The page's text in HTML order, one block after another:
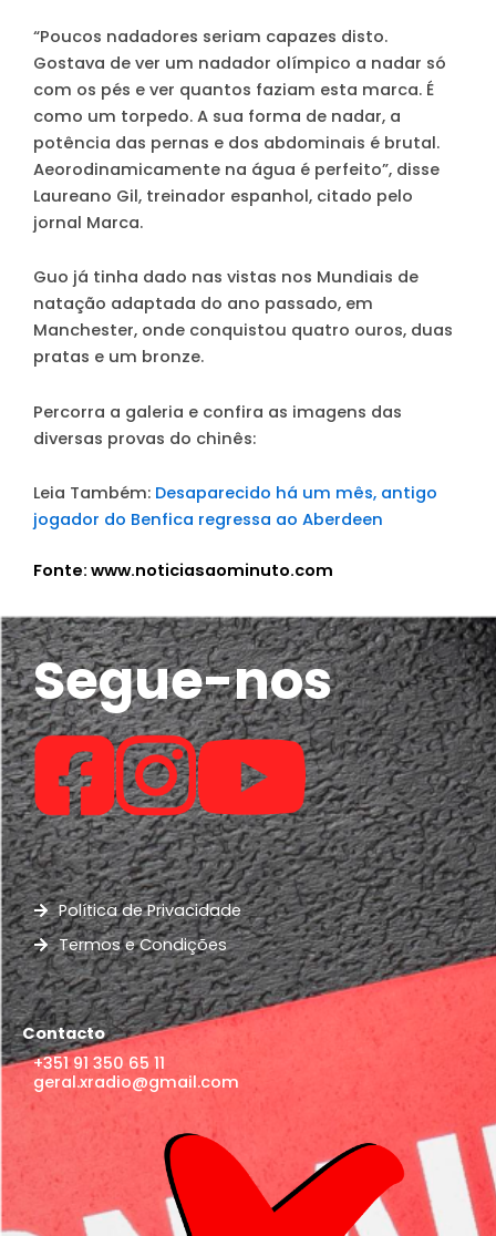
“Poucos nadadores seriam capazes disto.
Gostava de ver um nadador olímpico a nadar só
com os pés e ver quantos faziam esta marca. É
como um torpedo. A sua forma de nadar, a
potência das pernas e dos abdominais é brutal.
Aeorodinamicamente na água é perfeito”, disse
Laureano Gil, treinador espanhol, citado pelo
jornal Marca.
Guo já tinha dado nas vistas nos Mundiais de
natação adaptada do ano passado, em
Manchester, onde conquistou quatro ouros, duas
pratas e um bronze.
Percorra a galeria e confira as imagens das
diversas provas do chinês:
Leia Também: Desaparecido há um mês, antigo
jogador do Benfica regressa ao Aberdeen
Fonte: www.noticiasaominuto.com
Segue-nos
Política de Privacidade
Termos e Condições
Contacto
+351 91 350 65 11
geral.xradio@gmail.com